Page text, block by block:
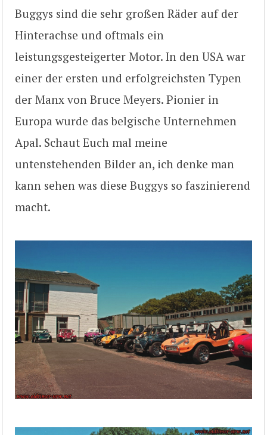
Buggys sind die sehr großen Räder auf der
Hinterachse und oftmals ein
leistungsgesteigerter Motor. In den USA war
einer der ersten und erfolgreichsten Typen
der Manx von Bruce Meyers. Pionier in
Europa wurde das belgische Unternehmen
Apal. Schaut Euch mal meine
untenstehenden Bilder an, ich denke man
kann sehen was diese Buggys so faszinierend
macht.